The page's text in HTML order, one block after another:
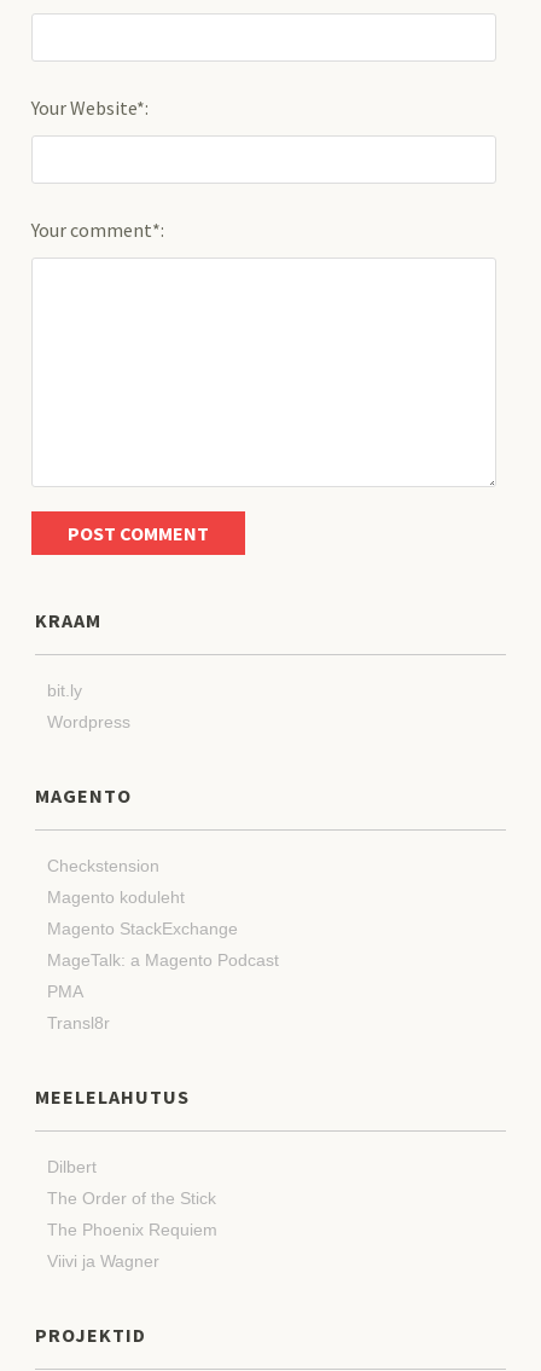
Your Website*:
Your comment*:
KRAAM
bit.ly
Wordpress
MAGENTO
Checkstension
Magento koduleht
Magento StackExchange
MageTalk: a Magento Podcast
PMA
Transl8r
MEELELAHUTUS
Dilbert
The Order of the Stick
The Phoenix Requiem
Viivi ja Wagner
PROJEKTID